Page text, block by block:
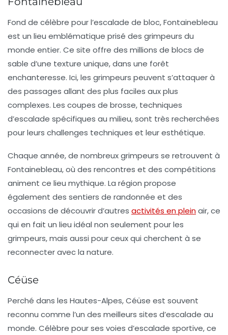
Fond de célèbre pour l’escalade de bloc,Fontainebleau
est un lieu emblématique prisé des grimpeurs du
monde entier. Ce site offre des millions de blocs de
sable d’une texture unique, dans une forêt
enchanteresse. Ici, les grimpeurs peuvent s’attaquer à
des passages allant des plus faciles aux plus
complexes. Les coupes de brosse, techniques
d’escalade spécifiques au milieu, sont très recherchées
pour leurs challenges techniques et leur esthétique.
Chaque année, de nombreux grimpeurs se retrouvent à
Fontainebleau, où des rencontres et des compétitions
animent ce lieu mythique. La région propose
également des sentiers de randonnée et des
occasions de découvrir d’autres activités en pleinair, ce
qui en fait un lieu idéal non seulement pour les
grimpeurs, mais aussi pour ceux qui cherchent à se
reconnecter avec la nature.
Céüse
Perché dans les Hautes-Alpes,Céüse est souvent
reconnu comme l’un des meilleurs sites d’escalade au
monde. Célèbre pour ses voies d’escalade sportive, ce